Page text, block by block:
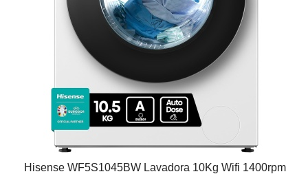
Hisense WF5S1045BW Lavadora 10Kg Wifi 1400rpm